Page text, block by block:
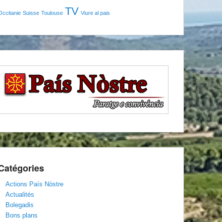
Suisse Toulouse TV Viure al pais
Actions País Nòstre
Actualités
Bolegadis
Bons plans